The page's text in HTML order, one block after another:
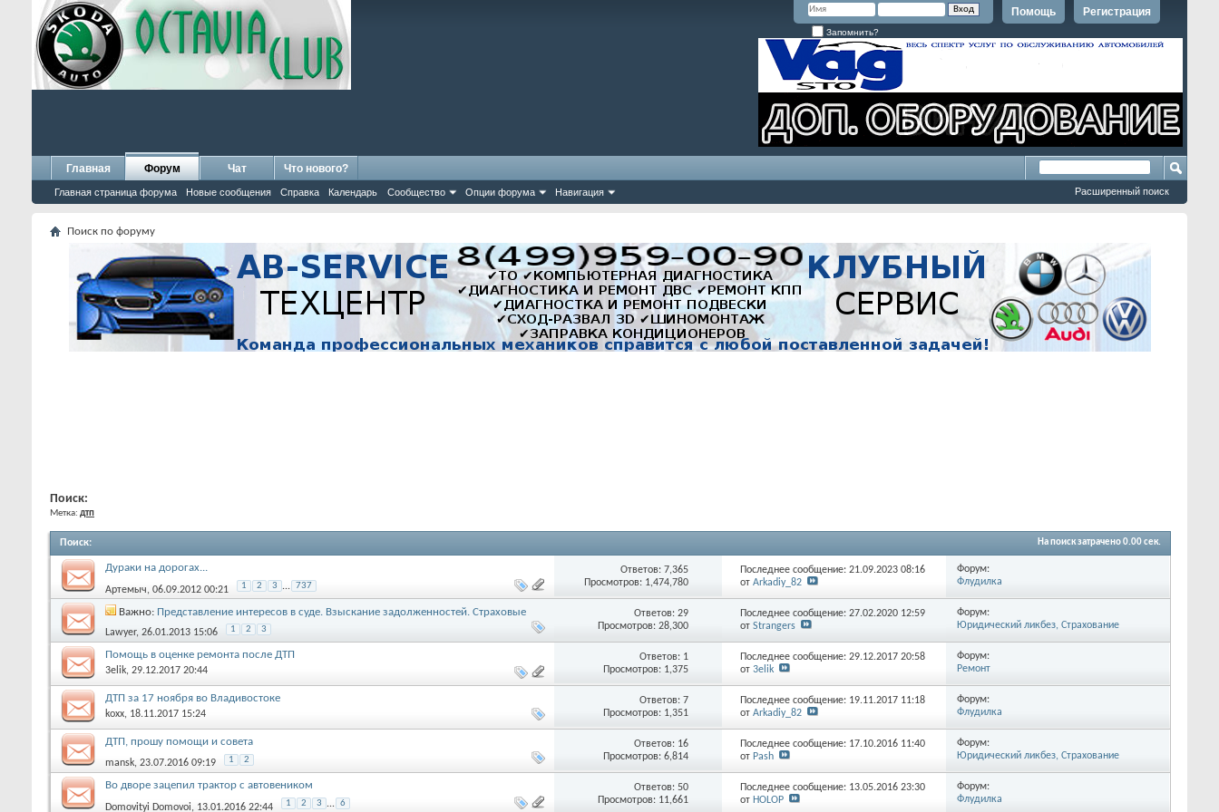
Регистрация
Помощь
Запомнить?
Главная Форум
Главная страница форума Новые сообщения Справка Календарь Сообщество Опции форума Навигация
Чат Что нового?
Расширенный поиск
Поиск по форуму
Поиск:
Метка: дтп
Поиск: На поиск затрачено0.00сек.
Дураки на дорогах...
Артемыч, 06.09.2012 00:21 1 2 3 ... 737
Ответов: 7,365
Просмотров: 1,474,780
Последнее сообщение: 21.09.202308:16
отArkadiy_82
Форум:
Флудилка
Важно: Представление интересов в суде. Взыскание задолженностей. Страховые
споры. Эксперт.
Lawyer, 26.01.2013 15:06 1 2 3
Ответов: 29
Просмотров: 28,300
Последнее сообщение: 27.02.2020 12:59
отStrangers
Форум:
Юридический ликбез, Страхование
Помощь в оценке ремонта после ДТП
3elik, 29.12.2017 20:44
Ответов: 1
Просмотров: 1,375
Последнее сообщение: 29.12.201720:58
от3elik
Форум:
Ремонт
ДТП за 17 ноября во Владивостоке
koxx, 18.11.2017 15:24
Ответов: 7
Просмотров: 1,351
Последнее сообщение: 19.11.2017 11:18
отArkadiy_82
Форум:
Флудилка
ДТП, прошу помощи и совета
mansk, 23.07.2016 09:19 1 2
Ответов: 16
Просмотров: 6,814
Последнее сообщение: 17.10.2016 11:40
отPash
Форум:
Юридический ликбез, Страхование
Во дворе зацепил трактор с автовеником
Domovityi Domovoi, 13.01.2016 22:44 1 2 3 ... 6
Ответов: 50
Просмотров: 11,661
Последнее сообщение: 13.05.201623:30
отHOLOP
Форум:
Флудилка